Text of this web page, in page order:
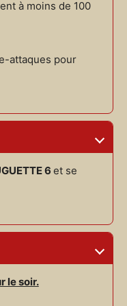
à moins de 100
attaques pour
6 et se
le soir.